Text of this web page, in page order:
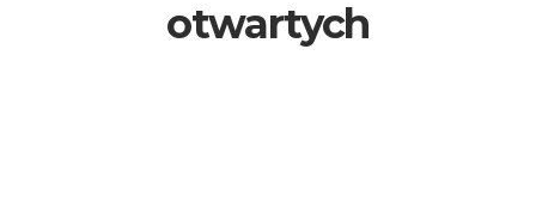
otwartych